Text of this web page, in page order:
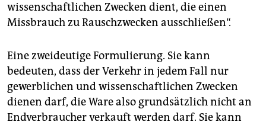
wissenschaftlichen Zwecken dient, die einen
Missbrauch zu Rauschzwecken ausschließen“.
Eine zweideutige Formulierung. Sie kann
bedeuten, dass der Verkehr in jedem Fall nur
gewerblichen und wissenschaftlichen Zwecken
dienen darf, die Ware also grundsätzlich nicht an
Endverbraucher verkauft werden darf. Sie kann